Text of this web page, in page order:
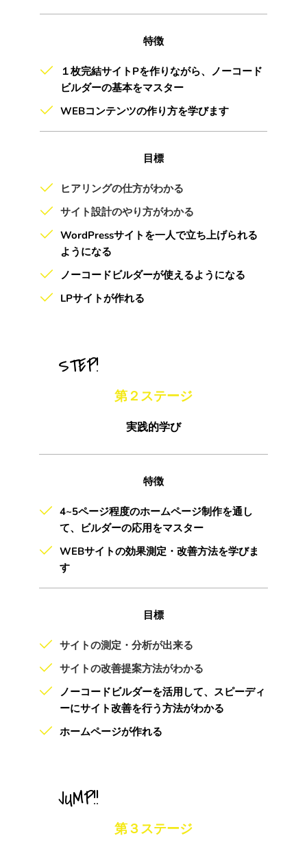
特徴
１枚完結サイトPを作りながら、ノーコード
ビルダーの基本をマスター
WEBコンテンツの作り方を学びます
目標
ヒアリングの仕方がわかる
サイト設計のやり方がわかる
WordPressサイトを一人で立ち上げられる
ようになる
ノーコードビルダーが使えるようになる
LPサイトが作れる
STEP!
第２ステージ
実践的学び
特徴
4~5ページ程度のホームページ制作を通し
て、ビルダーの応用をマスター
WEBサイトの効果測定・改善方法を学びま
す
目標
サイトの測定・分析が出来る
サイトの改善提案方法がわかる
ノーコードビルダーを活用して、スピーディ
ーにサイト改善を行う方法がわかる
ホームページが作れる
JUMP!!
第３ステージ